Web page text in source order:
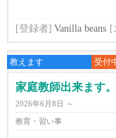
[登録者] Vanilla beans [
教えます 受付
家庭教師出来ます。
2026年6月8日 ～
教育・習い事